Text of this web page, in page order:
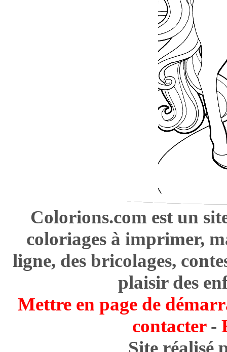
Colorions.com est un
coloriages à imprimer,
ligne, des bricolages,
plaisir des
Mettre en page de
contacter-
Site réalisé